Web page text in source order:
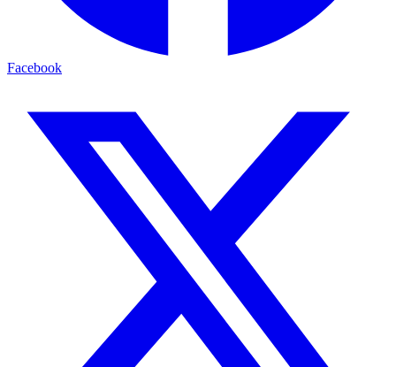
Facebook